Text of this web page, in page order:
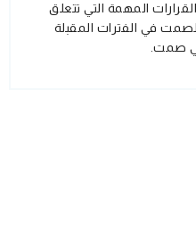
المهمة التي تتعلق
في الفترات المقبلة
صمت.